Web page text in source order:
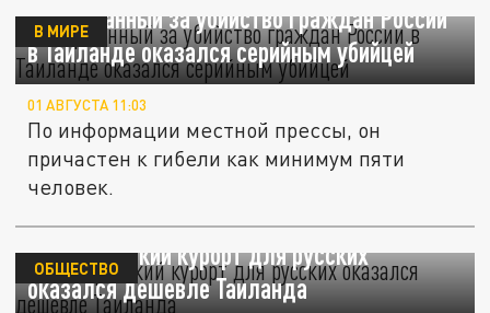
Задержанный за убийство граждан России
в Таиланде оказался серийным убийцей
В МИРЕ
01 АВГУСТА 11:03
По информации местной прессы, он
причастен к гибели как минимум пяти
человек.
Новый райский курорт для русских
оказался дешевле Таиланда
ОБЩЕСТВО